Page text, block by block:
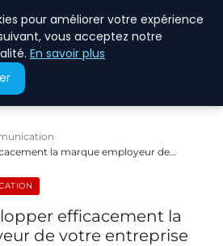
la marque employeur de…
efficacement la
de votre entreprise
pour améliorer votre expérience
vous acceptez notre
En savoir plus